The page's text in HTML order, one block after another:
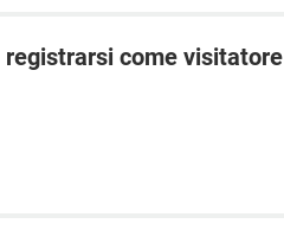
registrarsi come visitatore